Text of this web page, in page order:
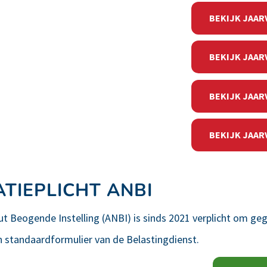
BEKIJK
BEKIJK
BEKIJK
BEKIJK
ANBI
Beogende Instelling (ANBI) is sinds 2021 verplicht om
standaardformulier van de Belastingdienst.